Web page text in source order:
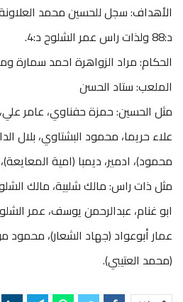
د:88 ولذات راس عمر الشلوح د:4.
الحكام: مراد الزواهرة احمد سمارة
الملعب: ستاد الحسن
مثل الحسين: حمزة حفناوي، عامر علي،
علاء حريما، محمود البشتاوي، بلال
محمود)، ادمير، ديمبا (امية
مثل ذات راس: مالك شلبية، مالك
ابو غنام، عبدالرحمن يوسف، عمر
عمار أبوعواد (جهاد الشعار)، محمود
(محمد العتيبي).